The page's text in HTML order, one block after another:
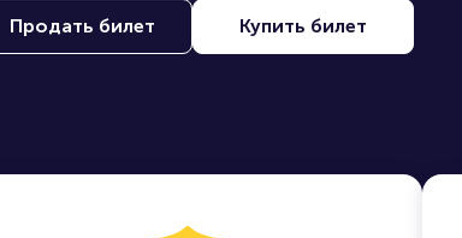
Продать билет Купить билет